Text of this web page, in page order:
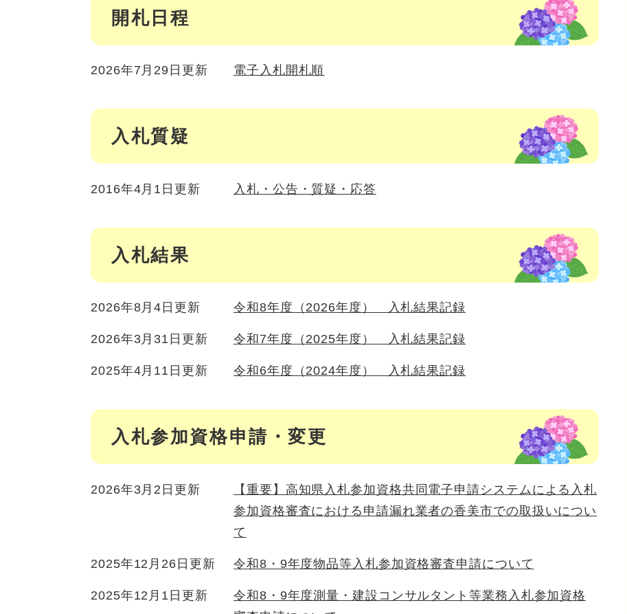
開札日程
2026年7月29日更新 電子入札開札順
入札質疑
2016年4月1日更新 入札・公告・質疑・応答
入札結果
2026年8月4日更新 令和8年度（2026年度） 入札結果記録
2026年3月31日更新 令和7年度（2025年度） 入札結果記録
2025年4月11日更新 令和6年度（2024年度） 入札結果記録
入札参加資格申請・変更
2026年3月2日更新
【重要】高知県入札参加資格共同電子申請システムによる入札
参加資格審査における申請漏れ業者の香美市での取扱いについ
て
2025年12月26日更新 令和8・9年度物品等入札参加資格審査申請について
2025年12月1日更新
令和8・9年度測量・建設コンサルタント等業務入札参加資格